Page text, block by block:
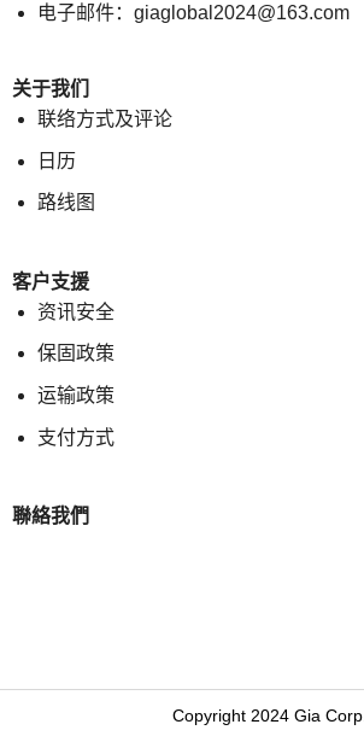
电子邮件：giaglobal2024@163.com
关于我们
联络方式及评论
日历
路线图
客户支援
资讯安全
保固政策
运输政策
支付方式
聯絡我們
Copyright 2024 Gia Corp.